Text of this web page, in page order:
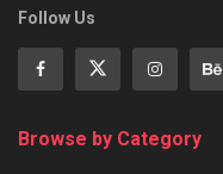
Follow Us
Browse by Category